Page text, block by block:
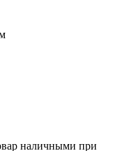
наличными при